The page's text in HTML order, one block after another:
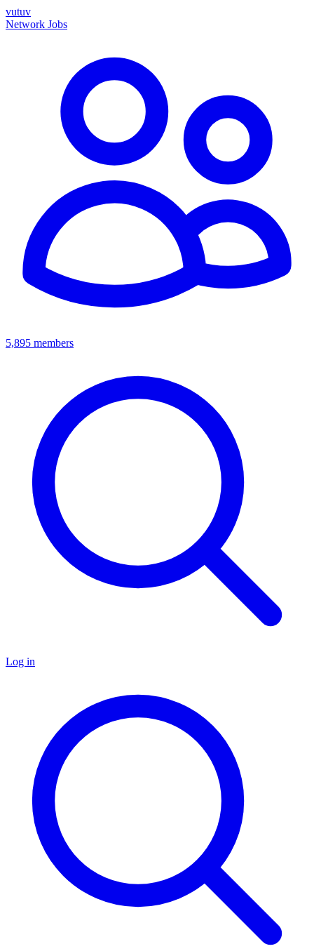
vutuv
Network Jobs
5,895 members
Log in